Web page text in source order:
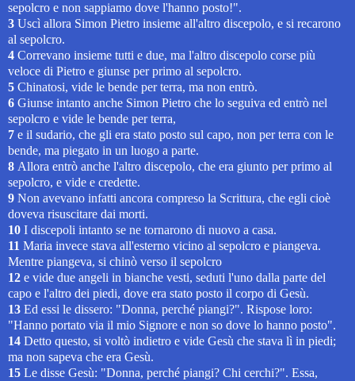
sepolcro e non sappiamo dove l'hanno posto!".
3 Uscì allora Simon Pietro insieme all'altro discepolo, e si recarono
al sepolcro.
4 Correvano insieme tutti e due, ma l'altro discepolo corse più
veloce di Pietro e giunse per primo al sepolcro.
5 Chinatosi, vide le bende per terra, ma non entrò.
6 Giunse intanto anche Simon Pietro che lo seguiva ed entrò nel
sepolcro e vide le bende per terra,
7 e il sudario, che gli era stato posto sul capo, non per terra con le
bende, ma piegato in un luogo a parte.
8 Allora entrò anche l'altro discepolo, che era giunto per primo al
sepolcro, e vide e credette.
9 Non avevano infatti ancora compreso la Scrittura, che egli cioè
doveva risuscitare dai morti.
10 I discepoli intanto se ne tornarono di nuovo a casa.
11 Maria invece stava all'esterno vicino al sepolcro e piangeva.
Mentre piangeva, si chinò verso il sepolcro
12 e vide due angeli in bianche vesti, seduti l'uno dalla parte del
capo e l'altro dei piedi, dove era stato posto il corpo di Gesù.
13 Ed essi le dissero: "Donna, perché piangi?". Rispose loro:
"Hanno portato via il mio Signore e non so dove lo hanno posto".
14 Detto questo, si voltò indietro e vide Gesù che stava lì in piedi;
ma non sapeva che era Gesù.
15 Le disse Gesù: "Donna, perché piangi? Chi cerchi?". Essa,